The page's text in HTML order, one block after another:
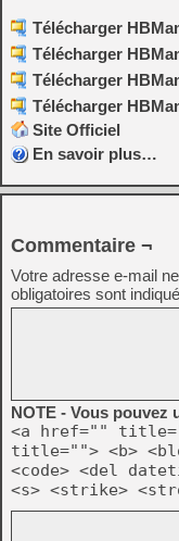
Télécharger
Télécharger
Télécharger
Télécharger
Site Officiel
En savoir plus…
Commentaire ¬
Votre adresse e-mail
obligatoires sont
NOTE - Vous pouvez
<a href=""
title=""> <b>
<code> <del
<s> <strike>